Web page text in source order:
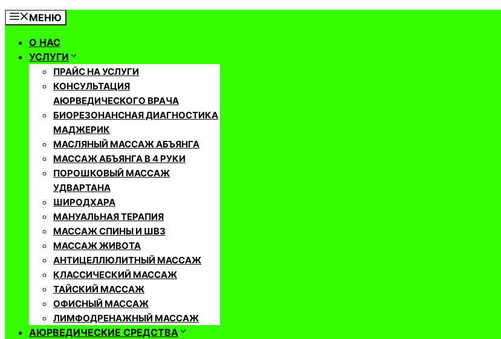
МЕНЮ
О НАС
УСЛУГИ
ПРАЙС НА УСЛУГИ
КОНСУЛЬТАЦИЯ
АЮРВЕДИЧЕСКОГО ВРАЧА
БИОРЕЗОНАНСНАЯ ДИАГНОСТИКА
МАДЖЕРИК
МАСЛЯНЫЙ МАССАЖ АБЪЯНГА
МАССАЖ АБЪЯНГА В 4 РУКИ
ПОРОШКОВЫЙ МАССАЖ
УДВАРТАНА
ШИРОДХАРА
МАНУАЛЬНАЯ ТЕРАПИЯ
МАССАЖ СПИНЫ И ШВЗ
МАССАЖ ЖИВОТА
АНТИЦЕЛЛЮЛИТНЫЙ МАССАЖ
КЛАССИЧЕСКИЙ МАССАЖ
ТАЙСКИЙ МАССАЖ
ОФИСНЫЙ МАССАЖ
ЛИМФОДРЕНАЖНЫЙ МАССАЖ
АЮРВЕДИЧЕСКИЕ СРЕДСТВА